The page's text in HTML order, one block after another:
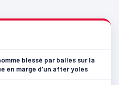
blessé par balles sur la
en marge d’un after yoles